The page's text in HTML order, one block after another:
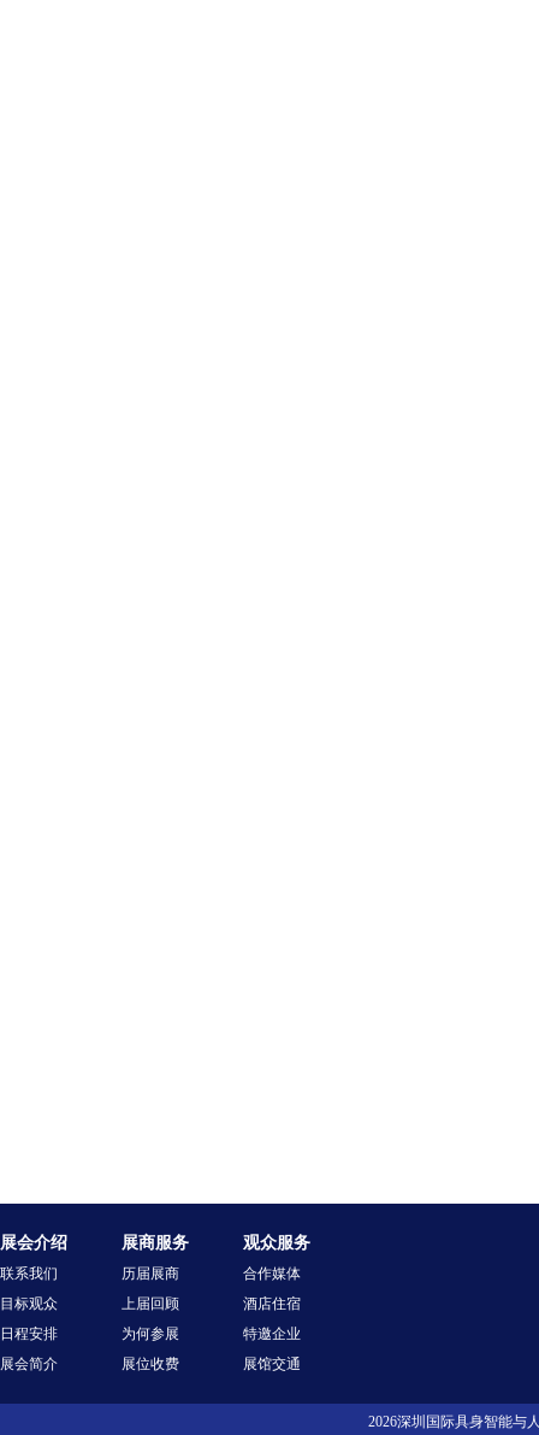
展会介绍
联系我们
目标观众
日程安排
展会简介
展商服务
历届展商
上届回顾
为何参展
展位收费
观众服务
合作媒体
酒店住宿
特邀企业
展馆交通
2026深圳国际具身智能与